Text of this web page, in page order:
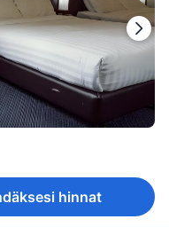
hinnat